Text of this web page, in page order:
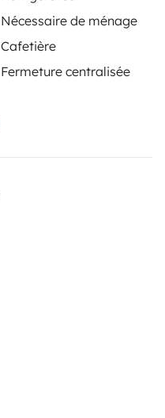
Nécessaire de ménage
Cafetière
Fermeture centralisée